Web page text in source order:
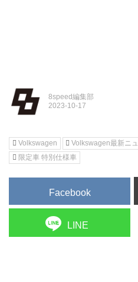
8speed編集部
Volkswagen Volkswagen最新ニ
限定車 特別仕様車
Facebook
LINE